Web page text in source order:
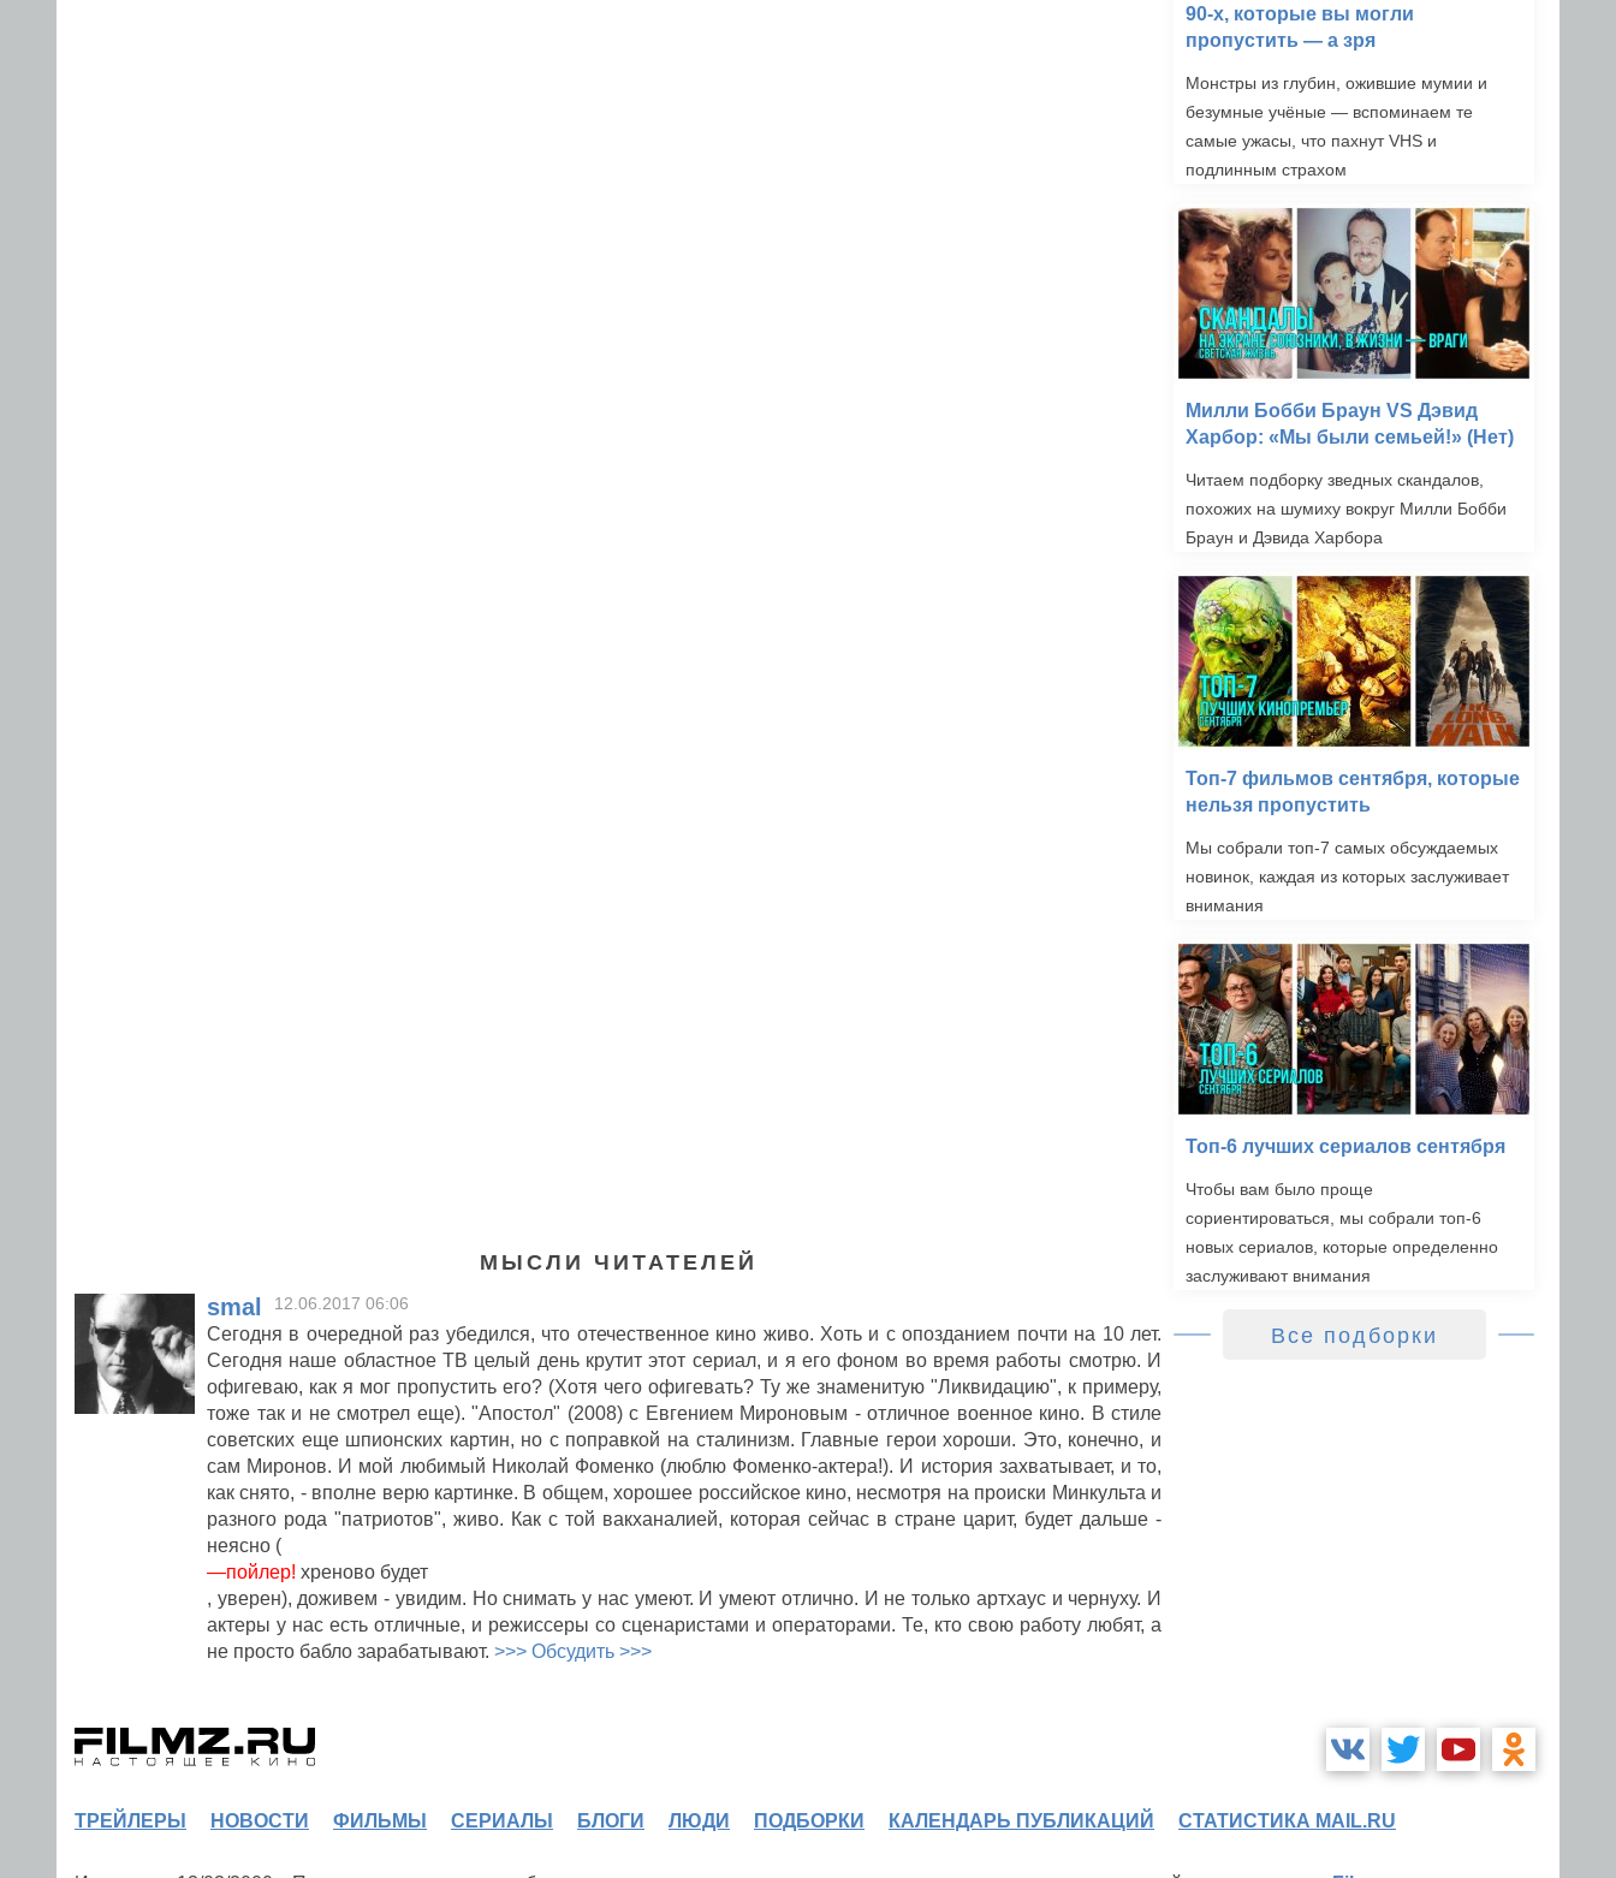
Диверсант 2: Конец
МЫСЛИ ЧИТАТЕЛЕЙ
smal 12.06.2017 06:06
Сегодня в очередной раз убедился, что отечественное кино живо. Хоть и с опозданием почти на 10 лет.
Сегодня наше областное ТВ целый день крутит этот сериал, и я его фоном во время работы смотрю. И
офигеваю, как я мог пропустить его? (Хотя чего офигевать? Ту же знаменитую "Ликвидацию", к примеру,
тоже так и не смотрел еще). "Апостол" (2008) с Евгением Мироновым - отличное военное кино. В стиле
советских еще шпионских картин, но с поправкой на сталинизм. Главные герои хороши. Это, конечно, и
сам Миронов. И мой любимый Николай Фоменко (люблю Фоменко-актера!). И история захватывает, и то,
как снято, - вполне верю картинке. В общем, хорошее российское кино, несмотря на происки Минкульта и
разного рода "патриотов", живо. Как с той вакханалией, которая сейчас в стране царит, будет дальше -
неясно (
—пойлер! хреново будет
, уверен), доживем - увидим. Но снимать у нас умеют. И умеют отлично. И не только артхаус и чернуху. И
актеры у нас есть отличные, и режиссеры со сценаристами и операторами. Те, кто свою работу любят, а
не просто бабло зарабатывают. >>> Обсудить >>>
90-х, которые вы могли
пропустить — а зря
Монстры из глубин, ожившие мумии и
безумные учёные — вспоминаем те
самые ужасы, что пахнут VHS и
подлинным страхом
Милли Бобби Браун VS Дэвид
Харбор: «Мы были семьей!» (Нет)
Читаем подборку зведных скандалов,
похожих на шумиху вокруг Милли Бобби
Браун и Дэвида Харбора
Топ-7 фильмов сентября, которые
нельзя пропустить
Мы собрали топ-7 самых обсуждаемых
новинок, каждая из которых заслуживает
внимания
Топ-6 лучших сериалов сентября
Чтобы вам было проще
сориентироваться, мы собрали топ-6
новых сериалов, которые определенно
заслуживают внимания
Все подборки
ТРЕЙЛЕРЫ НОВОСТИ ФИЛЬМЫ СЕРИАЛЫ БЛОГИ ЛЮДИ ПОДБОРКИ КАЛЕНДАРЬ ПУБЛИКАЦИЙ СТАТИСТИКА MAIL.RU